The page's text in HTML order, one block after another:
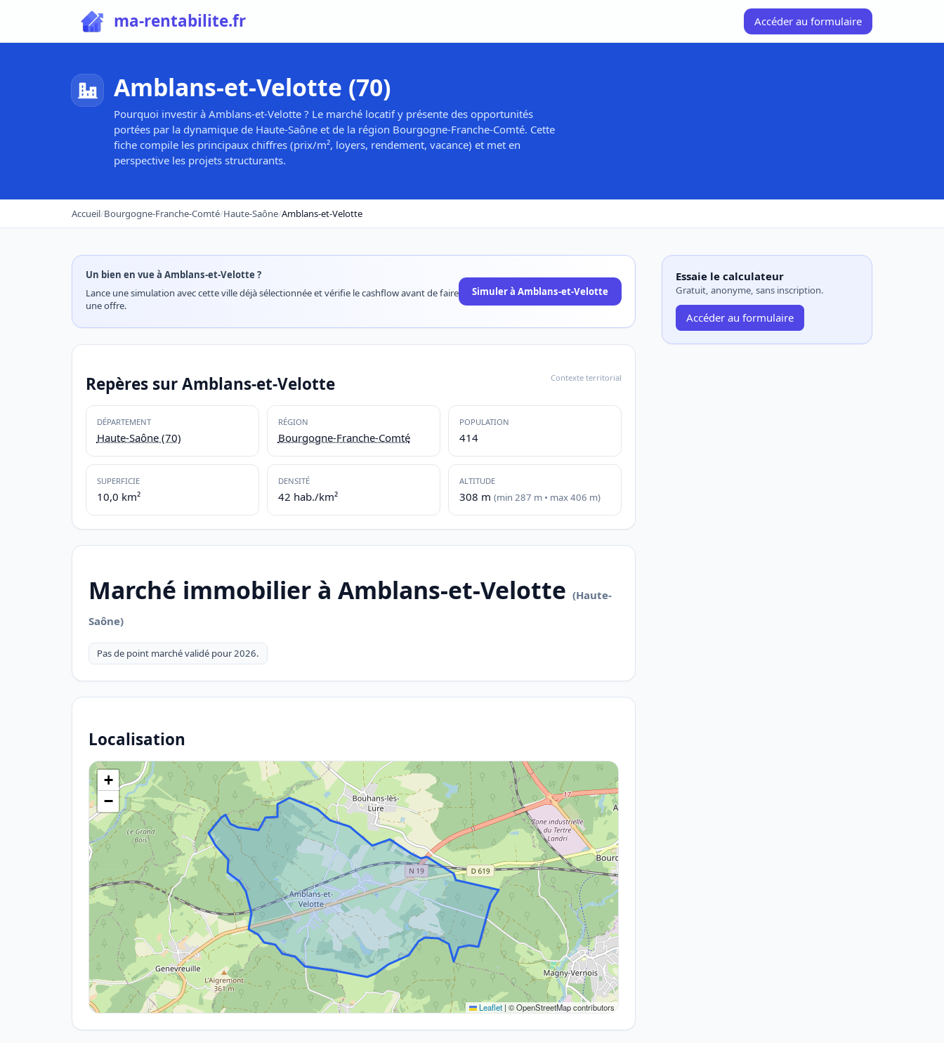
ma-rentabilite.fr Accéder au formulaire
Amblans-et-Velotte (70)
Pourquoi investir à Amblans-et-Velotte ? Le marché locatif y présente des opportunités
portées par la dynamique de Haute-Saône et de la région Bourgogne-Franche-Comté. Cette
fiche compile les principaux chiffres (prix/m², loyers, rendement, vacance) et met en
perspective les projets structurants.
Accueil/Bourgogne-Franche-Comté/Haute-Saône/Amblans-et-Velotte
Un bien en vue à Amblans-et-Velotte ?
Lance une simulation avec cette ville déjà sélectionnée et vérifie le cashflow avant de faire
une offre.
Simuler à Amblans-et-Velotte
Repères sur Amblans-et-Velotte Contexte territorial
DÉPARTEMENT
Haute-Saône (70)
RÉGION
Bourgogne-Franche-Comté
POPULATION
414
SUPERFICIE
10,0 km²
DENSITÉ
42 hab./km²
ALTITUDE
308 m (min 287 m • max 406 m)
Marché immobilier à Amblans-et-Velotte (Haute-
Saône)
Pas de point marché validé pour 2026.
Localisation
+
−
Leaflet | © OpenStreetMap contributors
Essaie le calculateur
Gratuit, anonyme, sans inscription.
Accéder au formulaire